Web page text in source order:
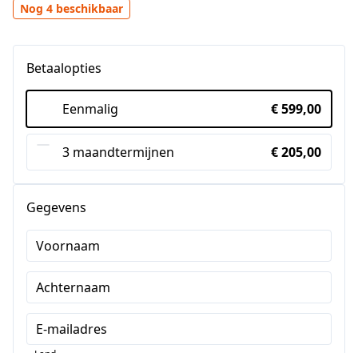
Nog 4 beschikbaar
Betaalopties
Eenmalig € 599,00
3 maandtermijnen € 205,00
Gegevens
Voornaam
Achternaam
E-mailadres